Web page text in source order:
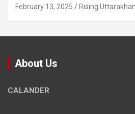
February 13, 2025 Rising
About Us
CALANDER